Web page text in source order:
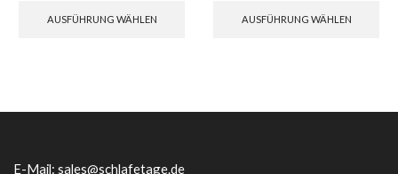
AUSFÜHRUNG WÄHLEN
Optionen
AUSFÜHRUNG WÄHLEN
E-Mail: sales@schlafetage.de